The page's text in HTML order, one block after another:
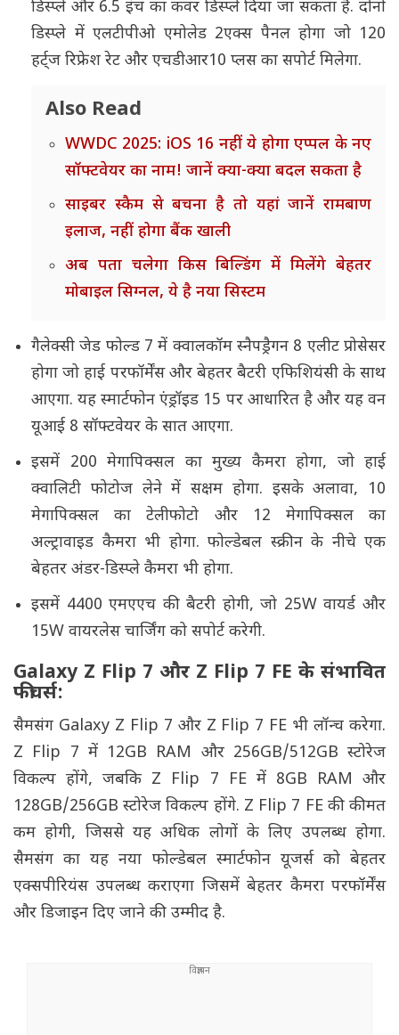
डिस्प्ले और 6.5 इंच का कवर डिस्प्ले दिया जा सकता है. दोनों
डिस्प्ले में एलटीपीओ एमोलेड 2एक्स पैनल होगा जो 120
हर्ट्ज रिफ्रेश रेट और एचडीआर10 प्लस का सपोर्ट मिलेगा.
Also Read
WWDC 2025: iOS 16 नहीं ये होगा एप्पल के नए
सॉफ्टवेयर का नाम! जानें क्या-क्या बदल सकता है
साइबर स्कैम से बचना है तो यहां जानें रामबाण
इलाज, नहीं होगा बैंक खाली
अब पता चलेगा किस बिल्डिंग में मिलेंगे बेहतर
मोबाइल सिग्नल, ये है नया सिस्टम
गैलेक्सी जेड फोल्ड 7 में क्वालकॉम स्नैपड्रैगन 8 एलीट प्रोसेसर
होगा जो हाई परफॉर्मेंस और बेहतर बैटरी एफिशियंसी के साथ
आएगा. यह स्मार्टफोन एंड्रॉइड 15 पर आधारित है और यह वन
यूआई 8 सॉफ्टवेयर के सात आएगा.
इसमें 200 मेगापिक्सल का मुख्य कैमरा होगा, जो हाई
क्वालिटी फोटोज लेने में सक्षम होगा. इसके अलावा, 10
मेगापिक्सल का टेलीफोटो और 12 मेगापिक्सल का
अल्ट्रावाइड कैमरा भी होगा. फोल्डेबल स्क्रीन के नीचे एक
बेहतर अंडर-डिस्प्ले कैमरा भी होगा.
इसमें 4400 एमएएच की बैटरी होगी, जो 25W वायर्ड और
15W वायरलेस चार्जिंग को सपोर्ट करेगी.
Galaxy Z Flip 7 और Z Flip 7 FE के संभावित
फीचर्स:
सैमसंग Galaxy Z Flip 7 और Z Flip 7 FE भी लॉन्च करेगा.
Z Flip 7 में 12GB RAM और 256GB/512GB स्टोरेज
विकल्प होंगे, जबकि Z Flip 7 FE में 8GB RAM और
128GB/256GB स्टोरेज विकल्प होंगे. Z Flip 7 FE की कीमत
कम होगी, जिससे यह अधिक लोगों के लिए उपलब्ध होगा.
सैमसंग का यह नया फोल्डेबल स्मार्टफोन यूजर्स को बेहतर
एक्सपीरियंस उपलब्ध कराएगा जिसमें बेहतर कैमरा परफॉर्मेंस
और डिजाइन दिए जाने की उम्मीद है.